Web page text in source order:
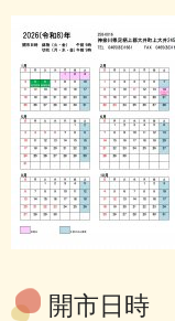
開市日時